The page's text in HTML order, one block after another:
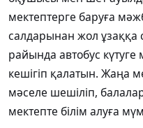
мектептерге баруға
салдарынан жол ұзаққа
райында автобус
кешігіп қалатын. Жаңа
мәселе шешіліп,
мектепте білім алуға